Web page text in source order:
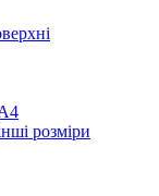
розміри